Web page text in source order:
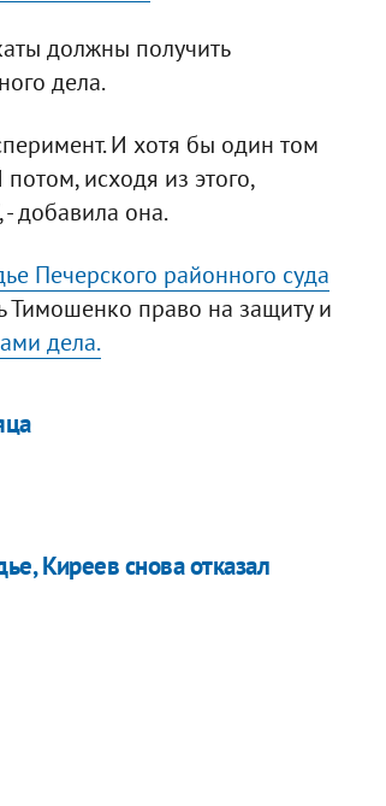
должны получить
дела.
И хотя бы один том
исходя из этого,
добавила она.
Печерского районного суда
Тимошенко право на защиту и
дела.
Киреев снова отказал